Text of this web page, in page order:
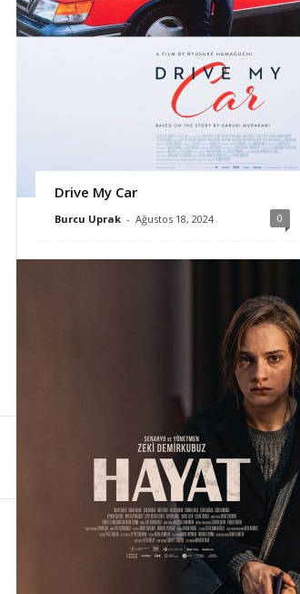
Drive My Car
Burcu Uprak - Ağustos 18, 2024 0